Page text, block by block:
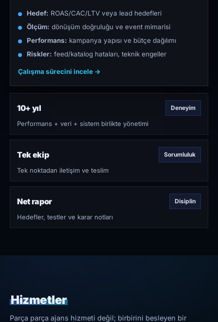
Hedef: ROAS/CAC/LTV veya lead hedefleri
Ölçüm: dönüşüm doğruluğu ve event mimarisi
Performans: kampanya yapısı ve bütçe dağılımı
Riskler: feed/katalog hataları, teknik engeller
Çalışma sürecini incele →
10+ yıl Deneyim
Performans + veri + sistem birlikte yönetimi
Tek ekip Sorumluluk
Tek noktadan iletişim ve teslim
Net rapor Disiplin
Hedefler, testler ve karar notları
Hizmetler
Parça parça ajans hizmeti değil; birbirini besleyen bir